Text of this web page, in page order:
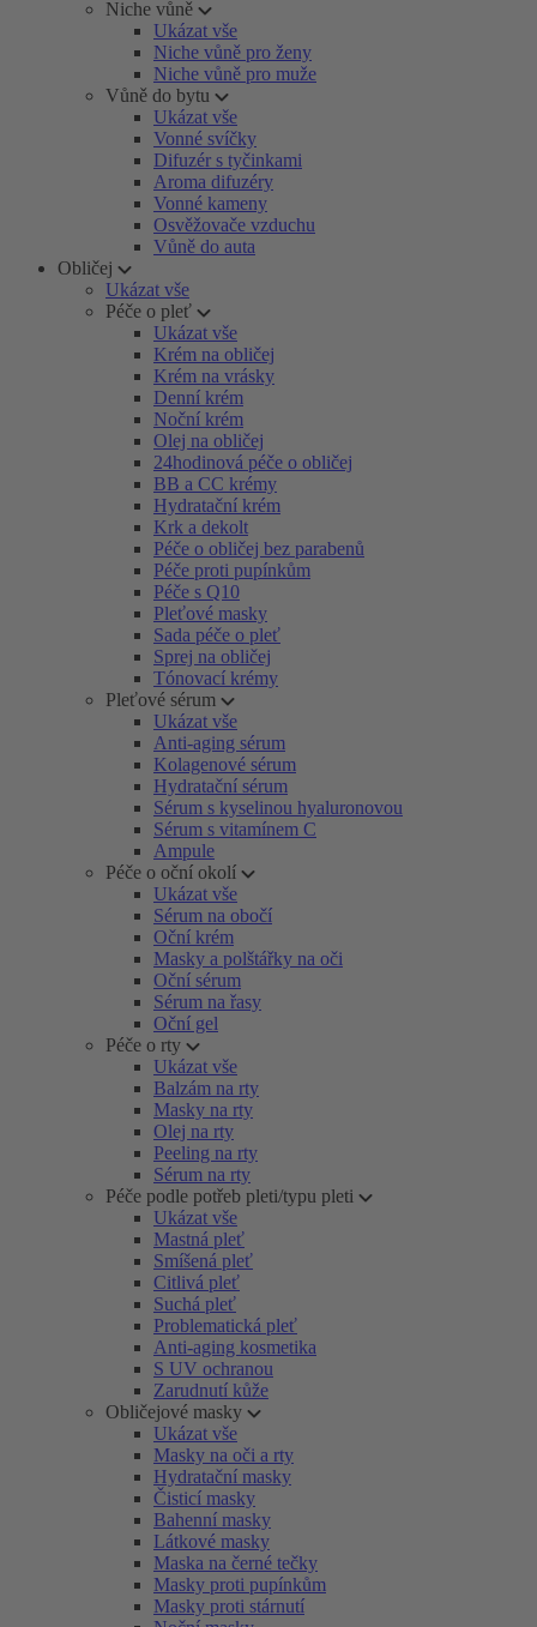
Niche vůně
Ukázat vše
Niche vůně pro ženy
Niche vůně pro muže
Vůně do bytu
Ukázat vše
Vonné svíčky
Difuzér s tyčinkami
Aroma difuzéry
Vonné kameny
Osvěžovače vzduchu
Vůně do auta
Obličej
Ukázat vše
Péče o pleť
Ukázat vše
Krém na obličej
Krém na vrásky
Denní krém
Noční krém
Olej na obličej
24hodinová péče o obličej
BB a CC krémy
Hydratační krém
Krk a dekolt
Péče o obličej bez parabenů
Péče proti pupínkům
Péče s Q10
Pleťové masky
Sada péče o pleť
Sprej na obličej
Tónovací krémy
Pleťové sérum
Ukázat vše
Anti-aging sérum
Kolagenové sérum
Hydratační sérum
Sérum s kyselinou hyaluronovou
Sérum s vitamínem C
Ampule
Péče o oční okolí
Ukázat vše
Sérum na obočí
Oční krém
Masky a polštářky na oči
Oční sérum
Sérum na řasy
Oční gel
Péče o rty
Ukázat vše
Balzám na rty
Masky na rty
Olej na rty
Peeling na rty
Sérum na rty
Péče podle potřeb pleti/typu pleti
Ukázat vše
Mastná pleť
Smíšená pleť
Citlivá pleť
Suchá pleť
Problematická pleť
Anti-aging kosmetika
S UV ochranou
Zarudnutí kůže
Obličejové masky
Ukázat vše
Masky na oči a rty
Hydratační masky
Čisticí masky
Bahenní masky
Látkové masky
Maska na černé tečky
Masky proti pupínkům
Masky proti stárnutí